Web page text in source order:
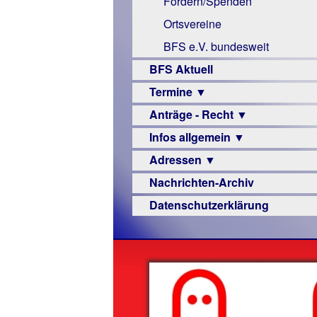
Links
Ortsvereine
BFS e.V. bundesweit
BFS Aktuell
Termine ▼
Veranstaltungsprogramme
Anträge - Recht ▼
Archiv
Urteile
Infos allgemein ▼
Sehbehinderung
Frühförderung
Schule
–
Beruf
Senioren
Hilfsmittel
Adressen ▼
Augenoptiker
Berufsbildungswerke
Hörbüchereien
Reha-
Nachrichten-Archiv
Datenschutzerklärung